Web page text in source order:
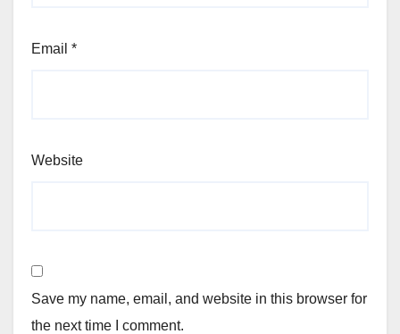
Email *
Website
Save my name, email, and website in this browser for
the next time I comment.